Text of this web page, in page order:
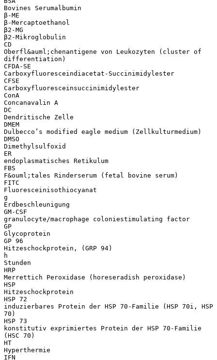
Bovines Serumalbumin
β-ME
β-Mercaptoethanol
β2-MG
β2-Mikroglobulin
CD
Oberfl&auml;chenantigene von Leukozyten (cluster of
differentiation)
CFDA-SE
Carboxyfluoresceindiacetat-Succinimidylester
CFSE
Carboxyfluoresceinsuccinimidylester
ConA
Concanavalin A
DC
Dendritische Zelle
DMEM
Dulbecco’s modified eagle medium (Zellkulturmedium)
DMSO
Dimethylsulfoxid
ER
endoplasmatisches Retikulum
FBS
F&ouml;tales Rinderserum (fetal bovine serum)
FITC
Fluoresceinisothiocyanat
g
Erdbeschleunigung
GM-CSF
granulocyte/macrophage coloniestimulating factor
GP
Glycoprotein
GP 96
Hitzeschockprotein, (GRP 94)
h
Stunden
HRP
Merrettich Peroxidase (horeseradish peroxidase)
HSP
Hitzeschockprotein
HSP 72
induzierbares Protein der HSP 70-Familie (HSP 70i, HSP
70)
HSP 73
konstitutiv exprimiertes Protein der HSP 70-Familie
(HSC 70)
HT
Hyperthermie
IFN